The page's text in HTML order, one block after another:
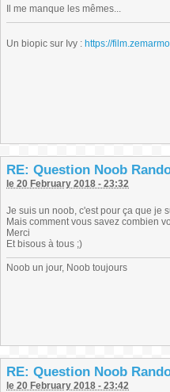
Il me manque les mêmes...
Un biopic sur Ivy : https://
RE: Question Noob
le 20 February 2018 - 23:32
Je suis un noob, c'est pour ça que je
Mais comment vous savez combien
Merci
Et bisous à tous ;)
Noob un jour, Noob toujours
RE: Question Noob
le 20 February 2018 - 23:42